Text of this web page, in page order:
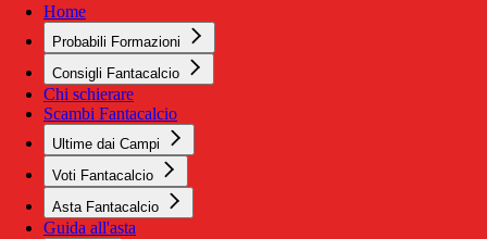
Home
Probabili Formazioni
Consigli Fantacalcio
Chi schierare
Scambi Fantacalcio
Ultime dai Campi
Voti Fantacalcio
Asta Fantacalcio
Guida all'asta